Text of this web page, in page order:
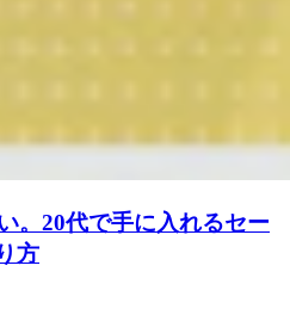
。20代で手に入れるセー
方